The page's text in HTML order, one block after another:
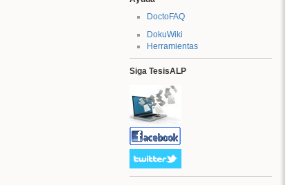
DoctoFAQ
DokuWiki
Herramientas
Siga TesisALP